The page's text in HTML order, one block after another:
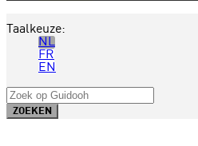
Taalkeuze:
NL
FR
EN